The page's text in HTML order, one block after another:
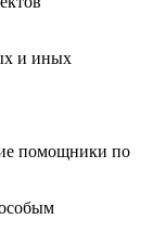
и иных
помощники по